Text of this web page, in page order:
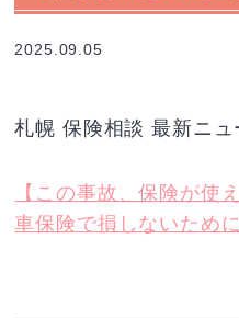
2025.09.05
札幌 保険相談 最新ニュ
【この事故、保険が使
車保険で損しないため